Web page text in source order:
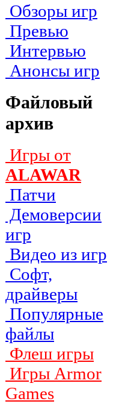
Обзоры игр
Превью
Интервью
Анонсы игр
Файловый
архив
Игры от
ALAWAR
Патчи
Демоверсии
игр
Видео из игр
Софт,
драйверы
Популярные
файлы
Флеш игры
Игры Armor
Games